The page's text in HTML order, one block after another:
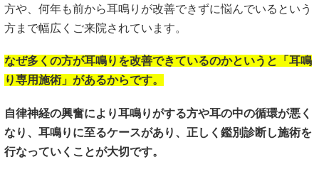
方や、何年も前から耳鳴りが改善できずに悩んでいるという
方まで幅広くご来院されています。
なぜ多くの方が耳鳴りを改善できているのかというと「耳鳴
り専用施術」があるからです。
自律神経の興奮により耳鳴りがする方や耳の中の循環が悪く
なり、耳鳴りに至るケースがあり、正しく鑑別診断し施術を
行なっていくことが大切です。